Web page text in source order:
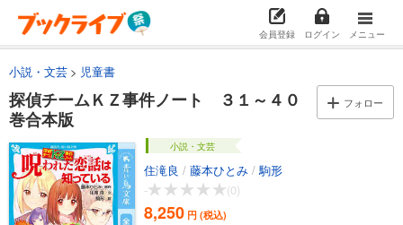
会員登録 ログイン メニュー
小説・文芸 児童書
探偵チームＫＺ事件ノート ３１～４０
巻合本版
フォロー
小説・文芸
住滝良 / 藤本ひとみ /駒形
-
(0)
8,250 円 (税込)